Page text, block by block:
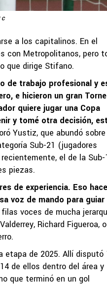
a los capitalinos. En el
con Metropolitanos, pero
que dirige Stifano.
de trabajo profesional y
e hicieron un gran
quiere jugar una Copa
y tomé otra decisión,
Yustiz, que abundó
Sub-21 (jugadores
el de la
piezas.
de experiencia. Eso
voz de mando para guiar
voces de mucha
Richard Figueroa,
etapa de 2025. Allí disputó
de ellos dentro del área y
que terminó en un gol